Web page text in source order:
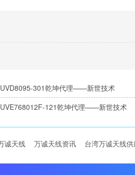
301乾坤代理——新世技术
121乾坤代理——新世技术
诚天线 万诚天线资讯 台湾万诚天线